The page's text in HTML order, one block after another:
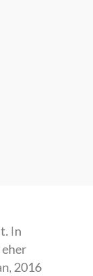
In
2016